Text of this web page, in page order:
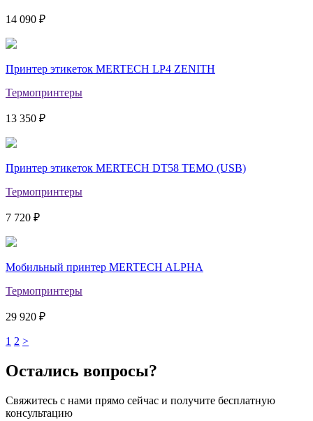
14 090 ₽
Принтер этикеток MERTECH LP4 ZENITH
Термопринтеры
13 350 ₽
Принтер этикеток MERTECH DT58 TEMO (USB)
Термопринтеры
7 720 ₽
Мобильный принтер MERTECH ALPHA
Термопринтеры
29 920 ₽
1 2 >
Остались вопросы?
Свяжитесь с нами прямо сейчас и получите бесплатную
консультацию